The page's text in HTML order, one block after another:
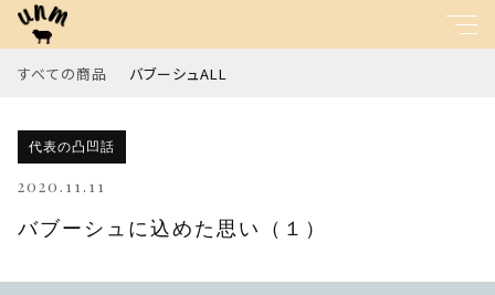
すべての商品 バブーシュALL
代表の凸凹話
2020.11.11
バブーシュに込めた思い（１）
バブーシュALL
子カテゴリ